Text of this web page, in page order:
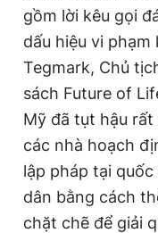
gồm lời kêu gọi
dấu hiệu vi
Tegmark, Chủ
sách Future of
Mỹ đã tụt hậu rất
các nhà hoạch
lập pháp tại
dân bằng cách
chặt chẽ để giải